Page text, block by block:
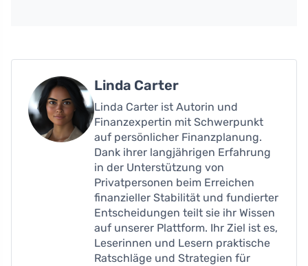
Linda Carter
Linda Carter ist Autorin und
Finanzexpertin mit Schwerpunkt
auf persönlicher Finanzplanung.
Dank ihrer langjährigen Erfahrung
in der Unterstützung von
Privatpersonen beim Erreichen
finanzieller Stabilität und fundierter
Entscheidungen teilt sie ihr Wissen
auf unserer Plattform. Ihr Ziel ist es,
Leserinnen und Lesern praktische
Ratschläge und Strategien für